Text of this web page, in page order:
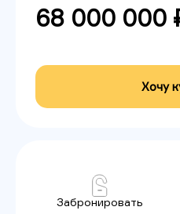
68 000 000
Хочу
Забронировать